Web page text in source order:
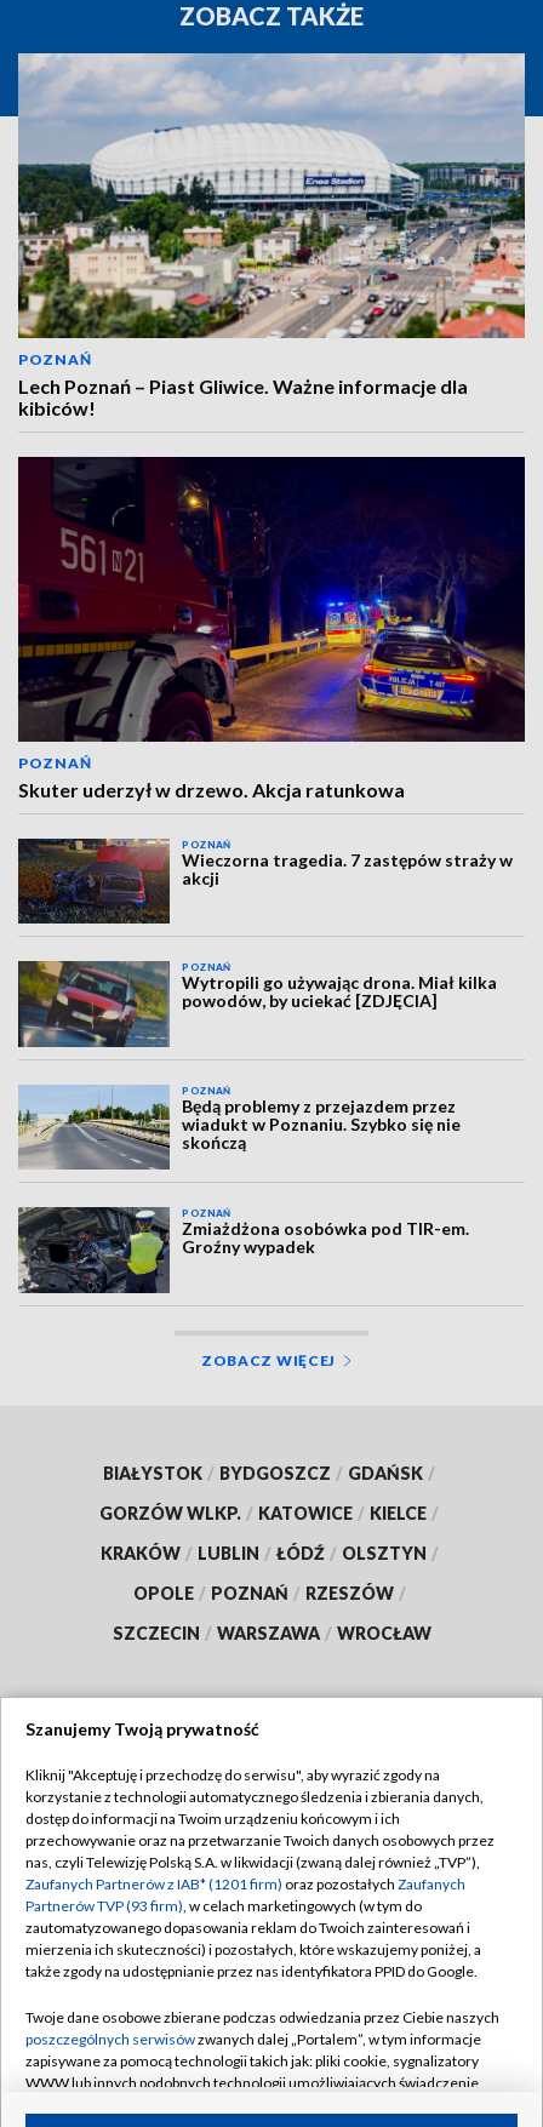
ZOBACZ TAKŻE
POZNAŃ
Lech Poznań – Piast Gliwice. Ważne informacje dla
kibiców!
POZNAŃ
Skuter uderzył w drzewo. Akcja ratunkowa
POZNAŃ
Wieczorna tragedia. 7 zastępów straży w
akcji
POZNAŃ
Wytropili go używając drona. Miał kilka
powodów, by uciekać [ZDJĘCIA]
POZNAŃ
Będą problemy z przejazdem przez
wiadukt w Poznaniu. Szybko się nie
skończą
POZNAŃ
Zmiażdżona osobówka pod TIR-em.
Groźny wypadek
ZOBACZ WIĘCEJ
BIAŁYSTOK / BYDGOSZCZ / GDAŃSK /
GORZÓW WLKP. / KATOWICE / KIELCE /
KRAKÓW / LUBLIN / ŁÓDŹ / OLSZTYN /
OPOLE / POZNAŃ / RZESZÓW /
SZCZECIN / WARSZAWA / WROCŁAW
TVP
Abonament TVP
Emisja w TVP
Centrum informacji TVP
Naziemna Telewizja Cyfrowa
Rada Programowa
System NOS
Informacje o nadawcy
Regulamin TVP
Polityka prywatności
Moje zgody
Pomoc
Kontakt
Kanały
Szanujemy Twoją prywatność
Kliknij "Akceptuję i przechodzę do serwisu", aby wyrazić zgody na
korzystanie z technologii automatycznego śledzenia i zbierania danych,
dostęp do informacji na Twoim urządzeniu końcowym i ich
przechowywanie oraz na przetwarzanie Twoich danych osobowych przez
nas, czyli Telewizję Polską S.A. w likwidacji (zwaną dalej również „TVP”),
Zaufanych Partnerów z IAB* (1201 firm) oraz pozostałych Zaufanych
Partnerów TVP (93 firm), w celach marketingowych (w tym do
zautomatyzowanego dopasowania reklam do Twoich zainteresowań i
mierzenia ich skuteczności) i pozostałych, które wskazujemy poniżej, a
także zgody na udostępnianie przez nas identyfikatora PPID do Google.
Twoje dane osobowe zbierane podczas odwiedzania przez Ciebie naszych
poszczególnych serwisówzwanych dalej „Portalem”, w tym informacje
zapisywane za pomocą technologii takich jak: pliki cookie, sygnalizatory
WWW lub innych podobnych technologii umożliwiających świadczenie